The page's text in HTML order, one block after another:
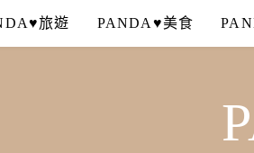
旅遊 PANDA♥美食